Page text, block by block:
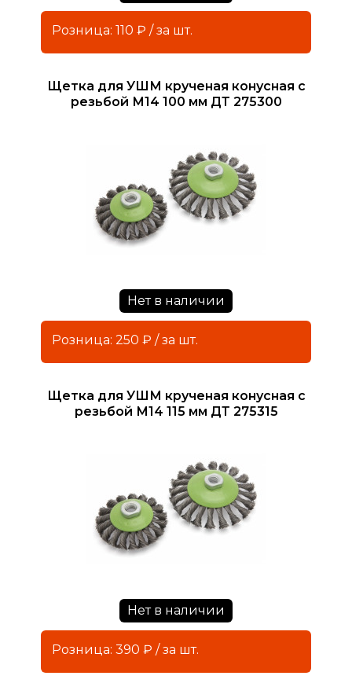
Розница: 110 ₽ / за шт.
Щетка для УШМ крученая конусная с
резьбой М14 100 мм ДТ 275300
Нет в наличии
Розница: 250 ₽ / за шт.
Щетка для УШМ крученая конусная с
резьбой М14 115 мм ДТ 275315
Нет в наличии
Розница: 390 ₽ / за шт.